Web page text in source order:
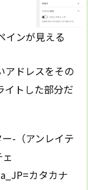
インが見える
アドレスをその
イトした部分だ
-（アンレイテ
カタカナ